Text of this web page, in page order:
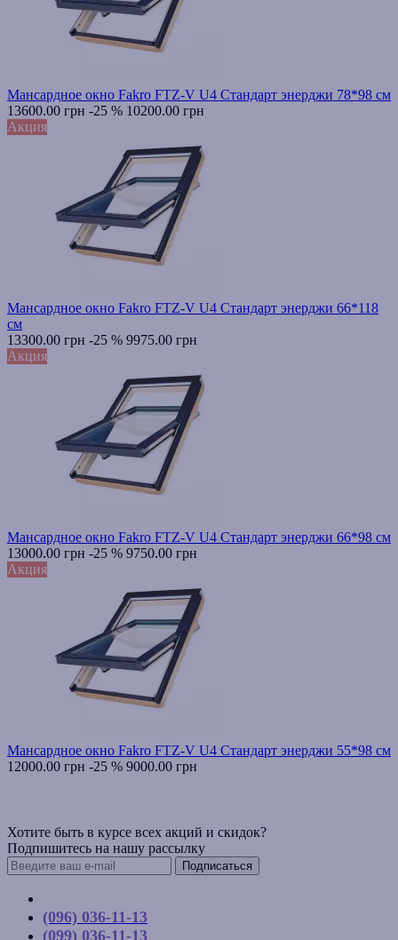
Мансардное окно Fakro FTZ-V U4 Стандарт энерджи 78*98 см
13600.00 грн -25 % 10200.00 грн
Акция
Мансардное окно Fakro FTZ-V U4 Стандарт энерджи 66*118
см
13300.00 грн -25 % 9975.00 грн
Акция
Мансардное окно Fakro FTZ-V U4 Стандарт энерджи 66*98 см
13000.00 грн -25 % 9750.00 грн
Акция
Мансардное окно Fakro FTZ-V U4 Стандарт энерджи 55*98 см
12000.00 грн -25 % 9000.00 грн
Хотите быть в курсе всех акций и скидок?
Подпишитесь на нашу рассылку
Подписаться
(096) 036-11-13
(099) 036-11-13